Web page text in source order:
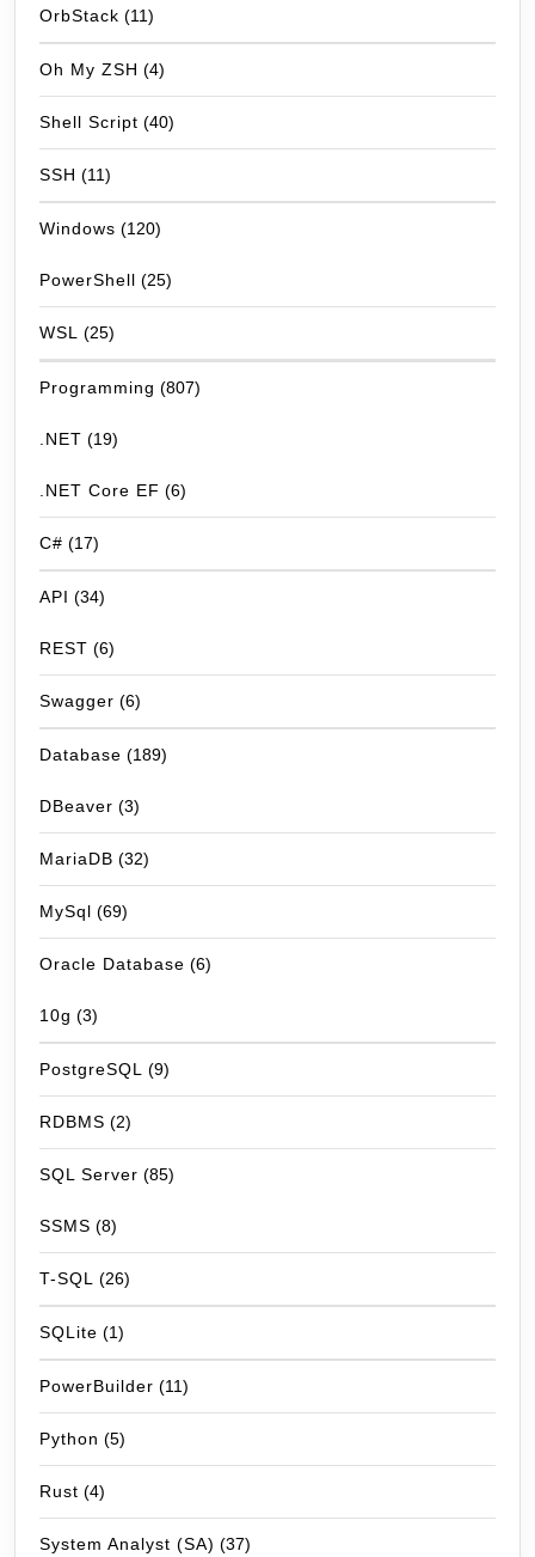
OrbStack (11)
Oh My ZSH (4)
Shell Script (40)
SSH (11)
Windows (120)
PowerShell (25)
WSL (25)
Programming (807)
.NET (19)
.NET Core EF (6)
C# (17)
API (34)
REST (6)
Swagger (6)
Database (189)
DBeaver (3)
MariaDB (32)
MySql (69)
Oracle Database (6)
10g (3)
PostgreSQL (9)
RDBMS (2)
SQL Server (85)
SSMS (8)
T-SQL (26)
SQLite (1)
PowerBuilder (11)
Python (5)
Rust (4)
System Analyst (SA) (37)